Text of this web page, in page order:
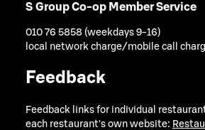
S Group Co-op Member Service
010 76 5858 (weekdays 9-16)
local network charge/mobile call
Feedback
Feedback links for individual
each restaurant's own website: